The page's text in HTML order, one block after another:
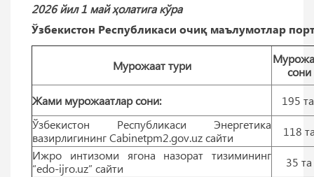
2026 йил 1 май ҳолатига кўра
Ўзбекистон Республикаси очиқ маълумотлар
Мурожаат тури
сони
Жами мурожаатлар сони:
195
Ўзбекистон Республикаси Энергетика
вазирлигининг Cabinetpm2.gov.uz сайти
118
Ижро интизоми ягона назорат тизимининг
“edo-ijro.uz” сайти
35 тa